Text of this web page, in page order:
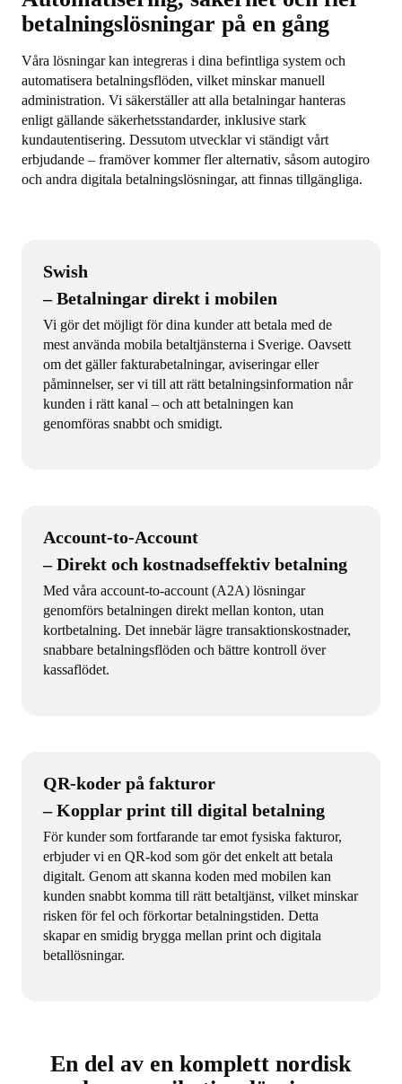
betalningslösningar på en gång
Våra lösningar kan integreras i dina befintliga system och
automatisera betalningsflöden, vilket minskar manuell
administration. Vi säkerställer att alla betalningar hanteras
enligt gällande säkerhetsstandarder, inklusive stark
kundautentisering. Dessutom utvecklar vi ständigt vårt
erbjudande – framöver kommer fler alternativ, såsom autogiro
och andra digitala betalningslösningar, att finnas tillgängliga.
Swish
– Betalningar direkt i mobilen
Vi gör det möjligt för dina kunder att betala med de
mest använda mobila betaltjänsterna i Sverige. Oavsett
om det gäller fakturabetalningar, aviseringar eller
påminnelser, ser vi till att rätt betalningsinformation når
kunden i rätt kanal – och att betalningen kan
genomföras snabbt och smidigt.
Account-to-Account
– Direkt och kostnadseffektiv betalning
Med våra account-to-account (A2A) lösningar
genomförs betalningen direkt mellan konton, utan
kortbetalning. Det innebär lägre transaktionskostnader,
snabbare betalningsflöden och bättre kontroll över
kassaflödet.
QR-koder på fakturor
– Kopplar print till digital betalning
För kunder som fortfarande tar emot fysiska fakturor,
erbjuder vi en QR-kod som gör det enkelt att betala
digitalt. Genom att skanna koden med mobilen kan
kunden snabbt komma till rätt betaltjänst, vilket minskar
risken för fel och förkortar betalningstiden. Detta
skapar en smidig brygga mellan print och digitala
betallösningar.
En del av en komplett nordisk